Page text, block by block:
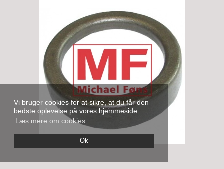
Vi bruger cookies for at sikre, at du får den
bedste oplevelse på vores hjemmeside.
Læs mere om cookies
Ok